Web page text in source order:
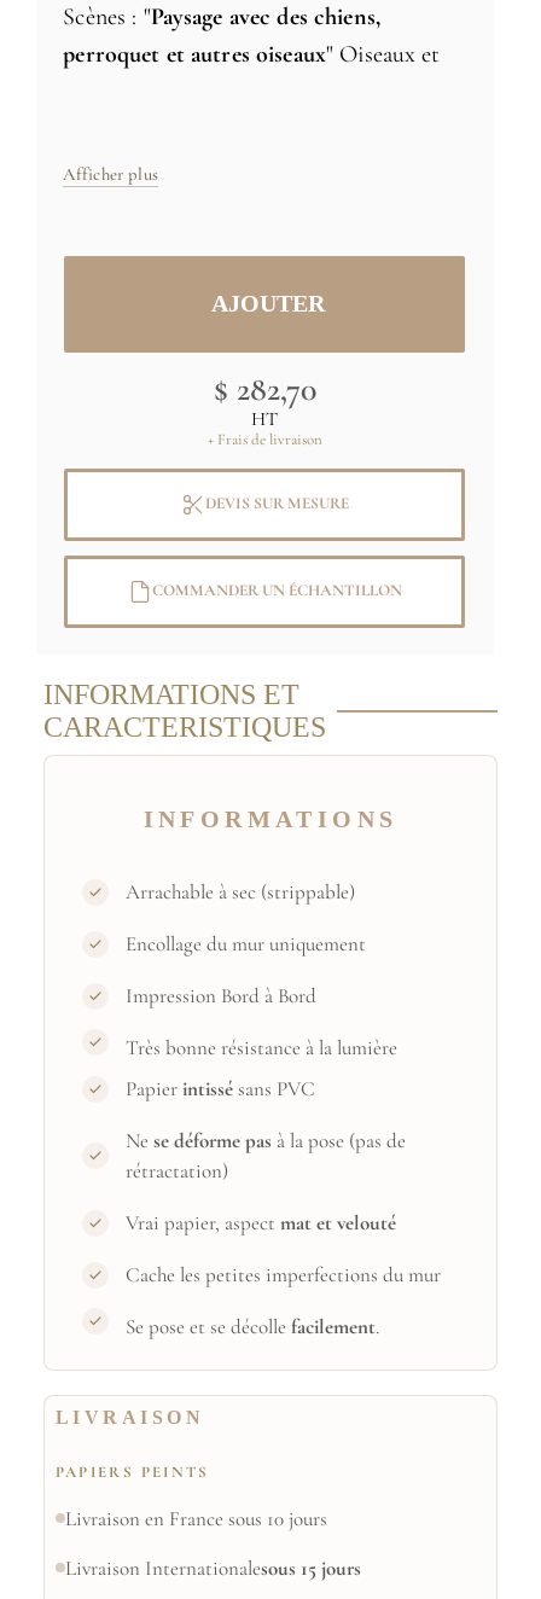
Scènes : "Paysage avec des chiens,
perroquet et autres oiseaux" Oiseaux et
français du 18ème siècle.
panneau peut être commandé séparément
Taille: H170xL91,4cm
Reproduction selon accord du Musée
Condé. Tailles et couleurs spécifiques sur
demande
Image originale: (C) RMN-Grand Palais
(domaine de Chantilly) / René-Gabriel
Ojéda
Afficher plus
$ 282,70
HT
+ Frais de livraison
DEVIS SUR MESURE
COMMANDER UN ÉCHANTILLON
INFORMATIONS ET
CARACTERISTIQUES
INFORMATIONS
Arrachable à sec (strippable)
Encollage du mur uniquement
Impression Bord à Bord
Très bonne résistance à la lumière
Papierintissésans PVC
Nese déforme pas à la pose (pas de
rétractation)
Vrai papier, aspectmat et velouté
Cache les petites imperfections du mur
Se pose et se décollefacilement.
LIVRAISON
PAPIERS PEINTS
Livraison en France sous 10 jours
Livraison Internationalesous 15 jours